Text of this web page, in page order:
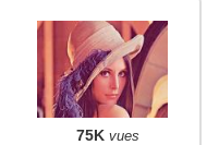
75K vues